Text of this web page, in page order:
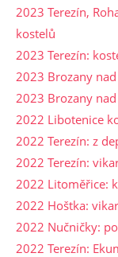
2023 Terezín,
kostelů
2023 Terezín:
2023 Brozany
2023 Brozany
2022 Libotenice
2022 Terezín: z
2022 Terezín:
2022 Litoměřice:
2022 Hoštka:
2022 Nučničky:
2022 Terezín: